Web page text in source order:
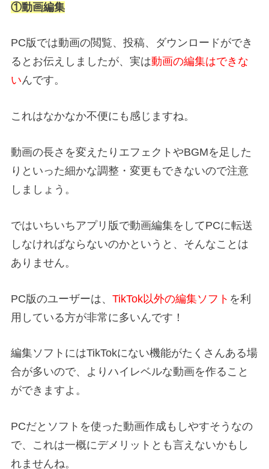
①動画編集
PC版では動画の閲覧、投稿、ダウンロードができ
るとお伝えしましたが、実は動画の編集はできな
いんです。
これはなかなか不便にも感じますね。
動画の長さを変えたりエフェクトやBGMを足した
りといった細かな調整・変更もできないので注意
しましょう。
ではいちいちアプリ版で動画編集をしてPCに転送
しなければならないのかというと、そんなことは
ありません。
PC版のユーザーは、 TikTok以外の編集ソフト を利
用している方が非常に多いんです！
編集ソフトにはTikTokにない機能がたくさんある場
合が多いので、よりハイレベルな動画を作ること
ができますよ。
PCだとソフトを使った動画作成もしやすそうなの
で、これは一概にデメリットとも言えないかもし
れませんね。